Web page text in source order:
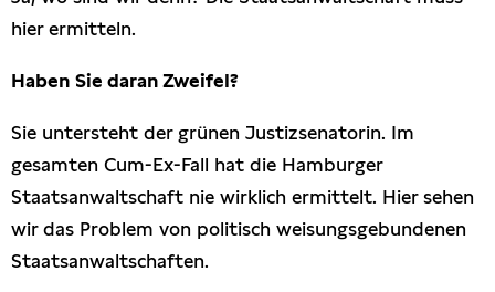
hier ermitteln.
Haben Sie daran Zweifel?
Sie untersteht der grünen Justizsenatorin. Im
gesamten Cum-Ex-Fall hat die Hamburger
Staatsanwaltschaft nie wirklich ermittelt. Hier sehen
wir das Problem von politisch weisungsgebundenen
Staatsanwaltschaften.